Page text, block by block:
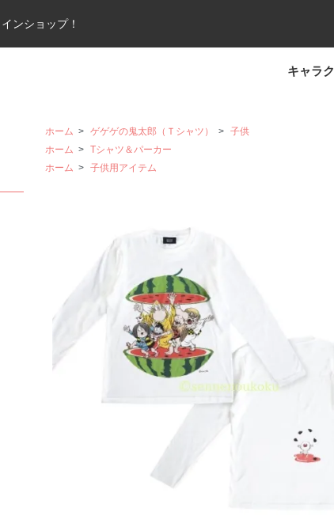
ンショップ！
キャラ
ホーム > ゲゲゲの鬼太郎（Ｔシャツ） > 子供
ホーム > Tシャツ＆パーカー
ホーム > 子供用アイテム